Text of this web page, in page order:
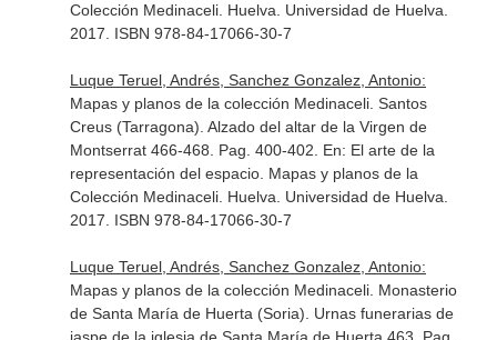
Colección Medinaceli. Huelva. Universidad de Huelva.
2017. ISBN 978-84-17066-30-7
Luque Teruel, Andrés, Sanchez Gonzalez, Antonio:
Mapas y planos de la colección Medinaceli. Santos
Creus (Tarragona). Alzado del altar de la Virgen de
Montserrat 466-468. Pag. 400-402. En: El arte de la
representación del espacio. Mapas y planos de la
Colección Medinaceli. Huelva. Universidad de Huelva.
2017. ISBN 978-84-17066-30-7
Luque Teruel, Andrés, Sanchez Gonzalez, Antonio:
Mapas y planos de la colección Medinaceli. Monasterio
de Santa María de Huerta (Soria). Urnas funerarias de